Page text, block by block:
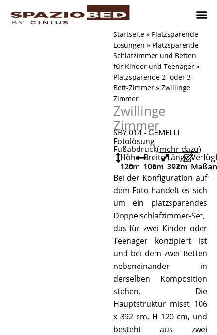
Inhalt
Startseite» Platzsparende
Lösungen » Platzsparende
Schlafzimmer und Betten
für Kinder und Teenager»
Platzsparende 2- oder 3-
Bett-Zimmer» Zwillinge
Zimmer
Zwillinge
Zimmer
SBY 014 - GEMELLI
Fotolösung
Fußabdruck(mehr dazu)
Höhe
120cm
Breite
106cm
Länge
392cm
Bei der Konfiguration auf
dem Foto handelt es sich
um ein platzsparendes
Doppelschlafzimmer-Set,
das für zwei Kinder oder
Teenager konzipiert ist
und bei dem zwei Betten
nebeneinander in
derselben Komposition
stehen. Die
Hauptstruktur misst 106
x 392 cm, H 120 cm, und
besteht aus zwei